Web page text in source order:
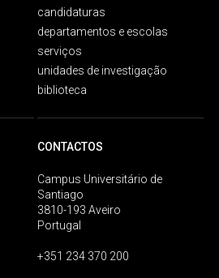
candidaturas
departamentos e escolas
serviços
unidades de investigação
biblioteca
CONTACTOS
Campus Universitário de
Santiago
3810-193 Aveiro
Portugal
+351 234 370 200